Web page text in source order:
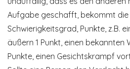
Aufgabe geschafft, bekommt die
Schwierigkeitsgrad, Punkte, z.B.
äußern 1 Punkt, einen bekannten
Punkte, einen Gesichtskrampf